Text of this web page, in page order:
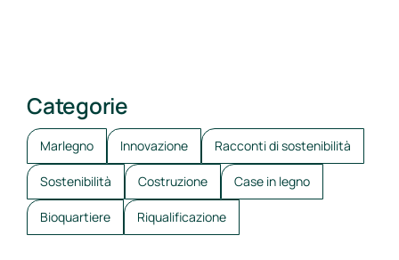
Categorie
Marlegno Innovazione Racconti di sostenibilità
Sostenibilità Costruzione Case in legno
Bioquartiere Riqualificazione